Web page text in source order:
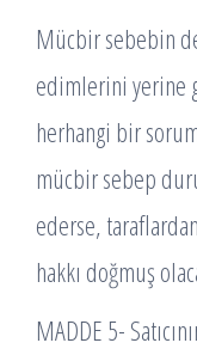
Mücbir sebebin
edimlerini yerine
herhangi bir
mücbir sebep
ederse,
hakkı doğmuş
MADDE 5-